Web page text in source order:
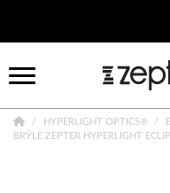
HYPERLIGHT OPTICS®
BRÝLE ZEPTER HYPERLIGHT